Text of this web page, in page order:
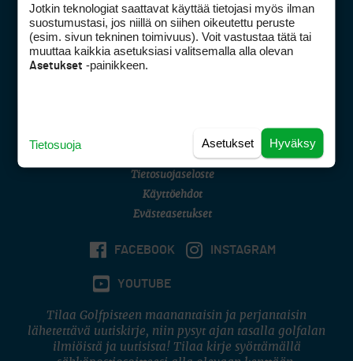
Golfpisteen yhteystiedot
DSA avoimuusraportti
Asiakaspalvelu
(digi) digi@otavamedia.fi
Tietosuojaseloste
Käyttöehdot
Evästeasetukset
FACEBOOK INSTAGRAM
YOUTUBE
Tilaa Golfpisteen maanantaisin ja perjantaisin
lähetettävä uutiskirje, niin pysyt ajan tasalla golfalan
ilmiöistä ja uutisista! Tilaa kirje syöttämällä
Jotkin teknologiat saattavat käyttää tietojasi myös ilman
suostumustasi, jos niillä on siihen oikeutettu peruste
(esim. sivun tekninen toimivuus). Voit vastustaa tätä tai
muuttaa kaikkia asetuksiasi valitsemalla alla olevan
Asetukset -painikkeen.
Hyväksy
Asetukset
Tietosuoja